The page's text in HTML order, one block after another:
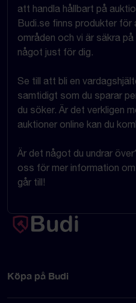
att handla hållbart på
Budi.se finns produkter för
områden och vi är säkra
något just för dig.
Se till att bli en
samtidigt som du sparar
du söker. Är det verkligen
auktioner online kan du
Är det något du undrar
oss för mer information
går till!
Köpa på Budi